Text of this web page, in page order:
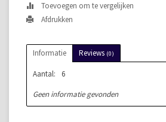
Toevoegen om te vergelijken
Afdrukken
Informatie Reviews (0)
Aantal:
6
Geen informatie gevonden